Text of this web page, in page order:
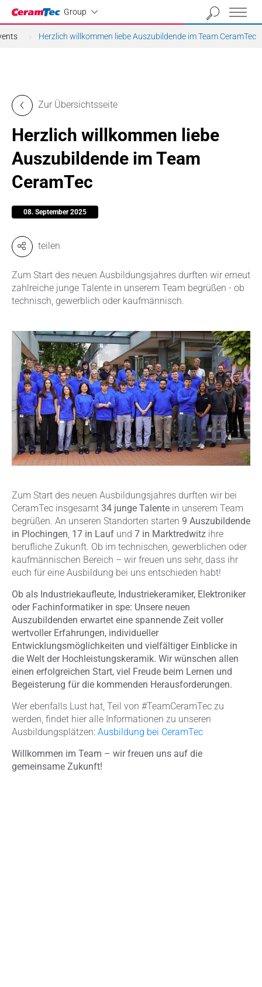
Group
Industrial
Herzlich willkommen liebe Auszubildende im Team CeramTec
Zur Übersichtsseite
Herzlich willkommen liebe
Auszubildende im Team
CeramTec
08. September 2025
teilen
Zum Start des neuen Ausbildungsjahres durften wir erneut
zahlreiche junge Talente in unserem Team begrüßen - ob
technisch, gewerblich oder kaufmännisch.
Zum Start des neuen Ausbildungsjahres durften wir bei
CeramTec insgesamt 34 junge Talente in unserem Team
begrüßen. An unseren Standorten starten 9 Auszubildende
in Plochingen, 17 in Lauf und 7 in Marktredwitz ihre
berufliche Zukunft. Ob im technischen, gewerblichen oder
kaufmännischen Bereich – wir freuen uns sehr, dass ihr
euch für eine Ausbildung bei uns entschieden habt!
Ob als Industriekaufleute, Industriekeramiker, Elektroniker
oder Fachinformatiker in spe: Unsere neuen
Auszubildenden erwartet eine spannende Zeit voller
wertvoller Erfahrungen, individueller
Entwicklungsmöglichkeiten und vielfältiger Einblicke in
die Welt der Hochleistungskeramik. Wir wünschen allen
einen erfolgreichen Start, viel Freude beim Lernen und
Begeisterung für die kommenden Herausforderungen.
Wer ebenfalls Lust hat, Teil von #TeamCeramTec zu
werden, findet hier alle Informationen zu unseren
Ausbildungsplätzen: Ausbildung bei CeramTec
Willkommen im Team – wir freuen uns auf die
gemeinsame Zukunft!